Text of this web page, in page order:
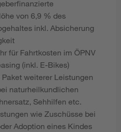
von 6,9 % des
inkl. Absicherung
für Fahrtkosten im ÖPNV
(inkl. E-Bikes)
weiterer Leistungen
naturheilkundlichen
Sehhilfen etc.
wie Zuschüsse bei
Adoption eines Kindes